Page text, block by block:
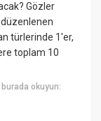
Gözler
türlerinde 1'er,
toplam 10
burada okuyun: